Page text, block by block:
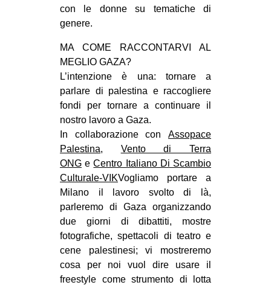
con le donne su tematiche di
genere.
MA COME RACCONTARVI AL
MEGLIO GAZA?
L’intenzione è una: tornare a
parlare di palestina e raccogliere
fondi per tornare a continuare il
nostro lavoro a Gaza.
In collaborazione con Assopace
Palestina, Vento di Terra
ONG eCentro Italiano Di Scambio
Culturale-VIKVogliamo portare a
Milano il lavoro svolto di là,
parleremo di Gaza organizzando
due giorni di dibattiti, mostre
fotografiche, spettacoli di teatro e
cene palestinesi; vi mostreremo
cosa per noi vuol dire usare il
freestyle come strumento di lotta